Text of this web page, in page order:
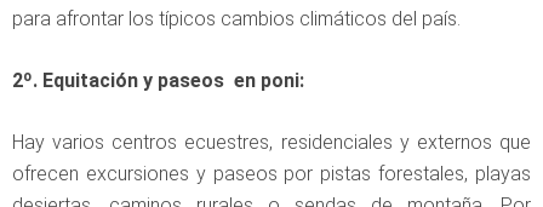
para afrontar los típicos cambios climáticos del país.
2º. Equitación y paseos en poni:
Hay varios centros ecuestres, residenciales y externos que
ofrecen excursiones y paseos por pistas forestales, playas